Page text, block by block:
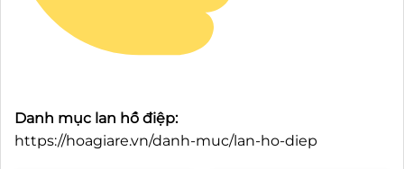
Danh mục lan hồ điệp:
https://hoagiare.vn/danh-muc/lan-ho-diep